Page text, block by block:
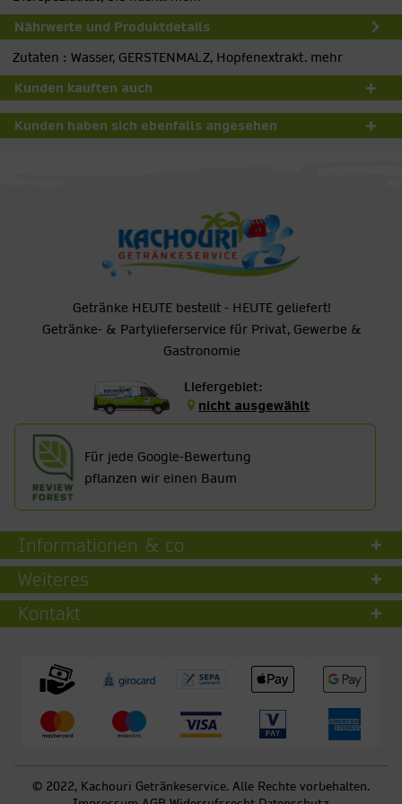
Nährwerte und Produktdetails
Zutaten : Wasser, GERSTENMALZ, Hopfenextrakt. mehr
Kunden kauften auch
Kunden haben sich ebenfalls angesehen
Getränke HEUTE bestellt - HEUTE geliefert!
Getränke- & Partylieferservice für Privat, Gewerbe &
Gastronomie
Liefergebiet:
nicht ausgewählt
Für jede Google-Bewertung
pflanzen wir einen Baum
Informationen & co
Weiteres
Kontakt
© 2022, Kachouri Getränkeservice. Alle Rechte vorbehalten.